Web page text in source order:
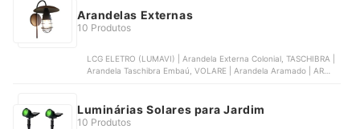
Arandelas Externas
10 Produtos
LCG ELETRO (LUMAVI) | Arandela Externa Colonial, TASCHIBRA |
Arandela Taschibra Embaú, VOLARE | Arandela Aramado | AR
Luminárias Solares para Jardim
10 Produtos